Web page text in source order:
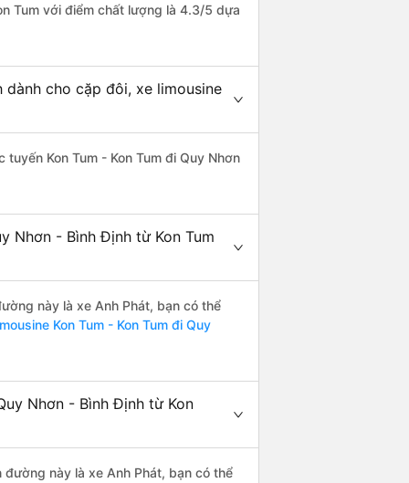
Tum với điểm chất lượng là 4.3/5 dựa
dành cho cặp đôi, xe limousine
Kon Tum - Kon Tum đi Quy Nhơn
Nhơn - Bình Định từ Kon Tum
này là xe Anh Phát, bạn có thể
Kon Tum - Kon Tum đi Quy
Nhơn - Bình Định từ Kon
này là xe Anh Phát, bạn có thể